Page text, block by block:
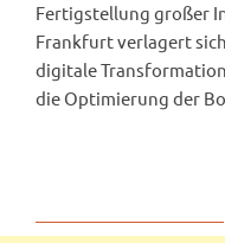
Fertigstellung großer
Frankfurt verlagert
digitale
die Optimierung der